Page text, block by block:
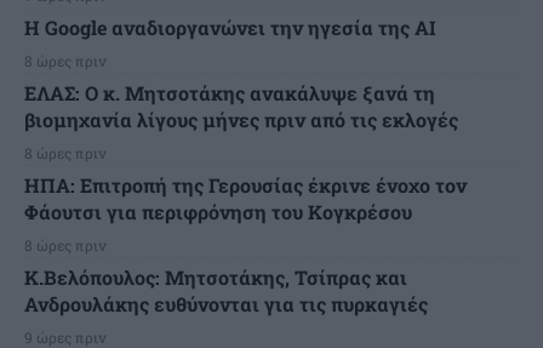
H Google αναδιοργανώνει την ηγεσία της AI
8 ώρες πριν
ΕΛΑΣ: Ο κ. Μητσοτάκης ανακάλυψε ξανά τη
βιομηχανία λίγους μήνες πριν από τις εκλογές
8 ώρες πριν
ΗΠΑ: Επιτροπή της Γερουσίας έκρινε ένοχο τον
Φάουτσι για περιφρόνηση του Κογκρέσου
8 ώρες πριν
K.Βελόπουλος: Μητσοτάκης, Τσίπρας και
Ανδρουλάκης ευθύνονται για τις πυρκαγιές
9 ώρες πριν